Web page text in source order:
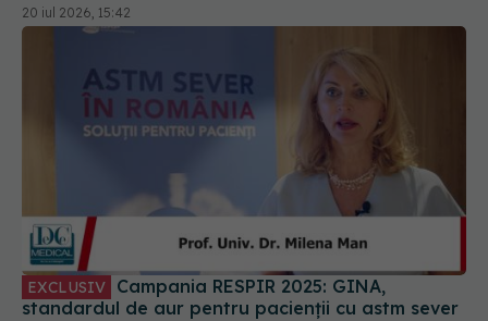
20 iul 2026, 15:42
EXCLUSIV
standardul de aur pentru pacienții cu astm sever